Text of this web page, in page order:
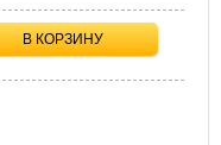
В КОРЗИНУ